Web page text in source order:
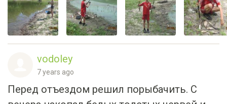
vodoley
7 years ago
Перед отъездом решил порыбачить. С